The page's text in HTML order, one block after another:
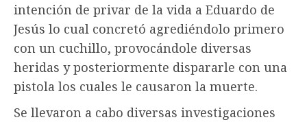
intención de privar de la vida a Eduardo de
Jesús lo cual concretó agrediéndolo primero
con un cuchillo, provocándole diversas
heridas y posteriormente dispararle con una
pistola los cuales le causaron la muerte.
Se llevaron a cabo diversas investigaciones